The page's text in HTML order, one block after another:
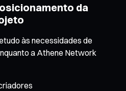
da
às necessidades de
a Athene Network